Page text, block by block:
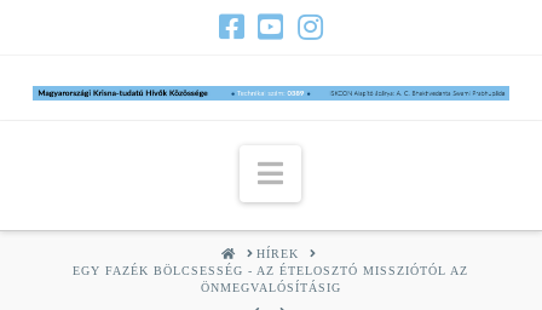
Navigation
HOMEHÍREK
EGY FAZÉK BÖLCSESSÉG - AZ ÉTELOSZTÓ MISSZIÓTÓL AZ
ÖNMEGVALÓSÍTÁSIG